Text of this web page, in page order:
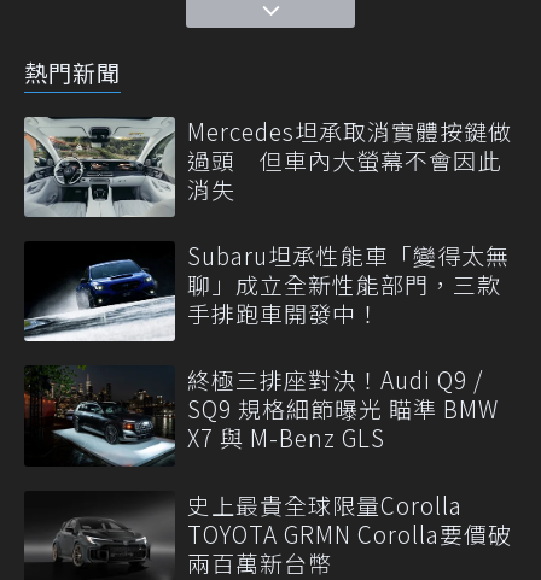
熱門新聞
Mercedes坦承取消實體按鍵做
過頭 但車內大螢幕不會因此
消失
Subaru坦承性能車「變得太無
聊」成立全新性能部門，三款
手排跑車開發中！
終極三排座對決！Audi Q9 /
SQ9 規格細節曝光 瞄準 BMW
X7 與 M-Benz GLS
史上最貴全球限量Corolla
TOYOTA GRMN Corolla要價破
兩百萬新台幣